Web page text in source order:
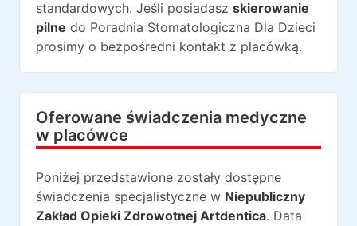
standardowych. Jeśli posiadasz skierowanie
pilne do Poradnia Stomatologiczna Dla Dzieci
prosimy o bezpośredni kontakt z placówką.
Oferowane świadczenia medyczne
w placówce
Poniżej przedstawione zostały dostępne
świadczenia specjalistyczne w Niepubliczny
Zakład Opieki Zdrowotnej Artdentica. Data